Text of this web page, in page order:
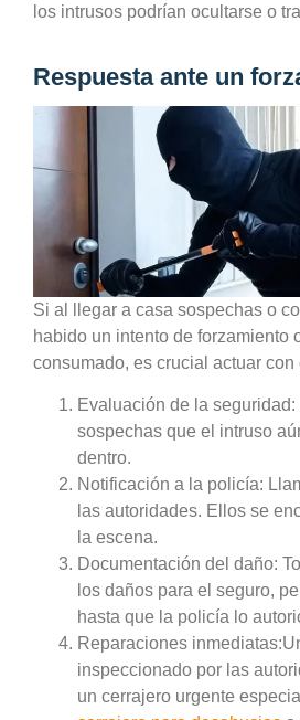
los intrusos podrían ocultarse o
Respuesta ante un
Si al llegar a casa sospechas o
habido un intento de forzamiento
consumado, es crucial actuar con
Evaluación de la seguridad:
sospechas que el intruso
dentro.
Notificación a la policía:
las autoridades. Ellos se
la escena.
Documentación del daño:
los daños para el seguro,
hasta que la policía lo
Reparaciones inmediatas:
inspeccionado por las
un cerrajero urgente